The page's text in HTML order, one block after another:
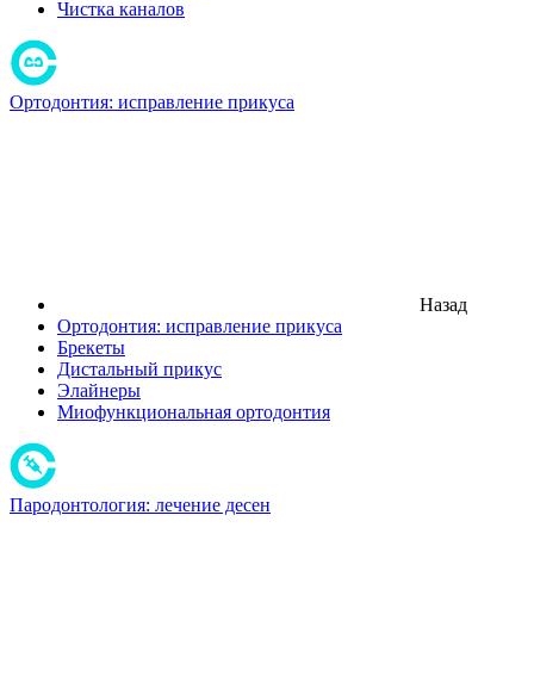
Чистка каналов
Ортодонтия: исправление прикуса
Назад
Ортодонтия: исправление прикуса
Брекеты
Дистальный прикус
Элайнеры
Миофункциональная ортодонтия
Пародонтология: лечение десен